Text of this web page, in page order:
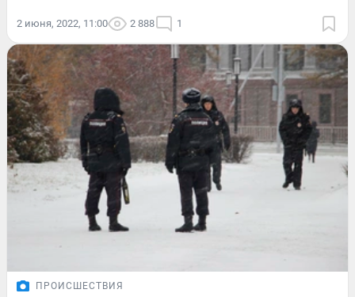
2 июня, 2022, 11:00 2 888 1
ПРОИСШЕСТВИЯ